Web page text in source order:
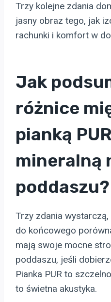
Trzy kolejne zdania
jasny obraz tego, jak
rachunki i komfort w
Jak
różnice
pianką
mineralną
poddaszu?
Trzy zdania
do końcowego
mają swoje mocne
poddaszu, jeśli
Pianka PUR to
to świetna akustyka.